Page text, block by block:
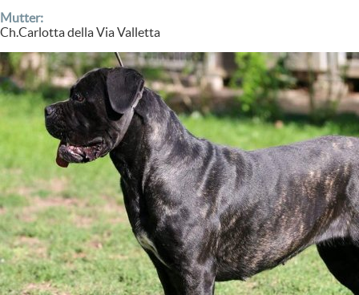
Mutter:
Ch.Carlotta della Via Valletta